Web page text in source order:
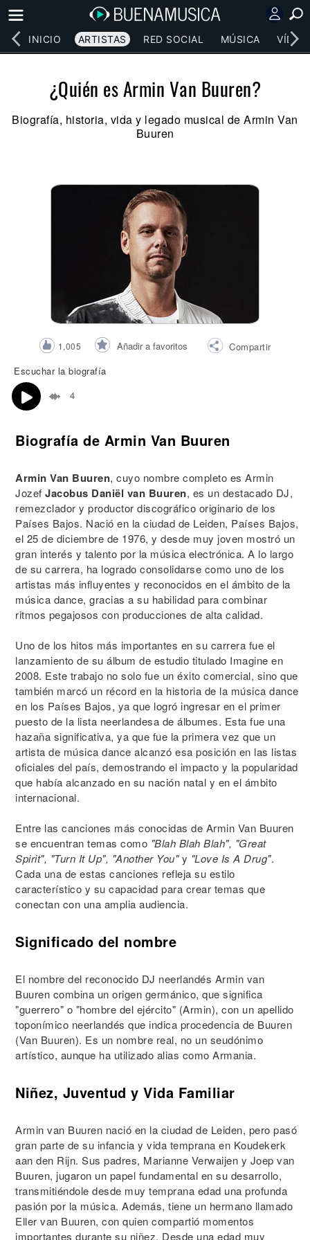
INICIO ARTISTAS RED SOCIAL MÚSICA
¿Quién es Armin Van Buuren?
Biografía, historia, vida y legado musical de Armin Van
Buuren
1,005 Añadir a favoritos
Compartir
Escuchar la biografía
4
Biografía de Armin Van Buuren
Armin Van Buuren, cuyo nombre completo es Armin
Jozef Jacobus Daniël van Buuren, es un destacado DJ,
remezclador y productor discográfico originario de los
Países Bajos. Nació en la ciudad de Leiden, Países Bajos,
el 25 de diciembre de 1976, y desde muy joven mostró un
gran interés y talento por la música electrónica. A lo largo
de su carrera, ha logrado consolidarse como uno de los
artistas más influyentes y reconocidos en el ámbito de la
música dance, gracias a su habilidad para combinar
ritmos pegajosos con producciones de alta calidad.
Uno de los hitos más importantes en su carrera fue el
lanzamiento de su álbum de estudio titulado Imagine en
2008. Este trabajo no solo fue un éxito comercial, sino que
también marcó un récord en la historia de la música dance
en los Países Bajos, ya que logró ingresar en el primer
puesto de la lista neerlandesa de álbumes. Esta fue una
hazaña significativa, ya que fue la primera vez que un
artista de música dance alcanzó esa posición en las listas
oficiales del país, demostrando el impacto y la popularidad
que había alcanzado en su nación natal y en el ámbito
internacional.
Entre las canciones más conocidas de Armin Van Buuren
se encuentran temas como "Blah Blah Blah", "Great
Spirit", "Turn It Up", "Another You"y "Love Is A Drug".
Cada una de estas canciones refleja su estilo
característico y su capacidad para crear temas que
conectan con una amplia audiencia.
Significado del nombre
El nombre del reconocido DJ neerlandés Armin van
Buuren combina un origen germánico, que significa
"guerrero" o "hombre del ejército" (Armin), con un apellido
toponímico neerlandés que indica procedencia de Buuren
(Van Buuren). Es un nombre real, no un seudónimo
artístico, aunque ha utilizado alias como Armania.
Niñez, Juventud y Vida Familiar
Armin van Buuren nació en la ciudad de Leiden, pero pasó
gran parte de su infancia y vida temprana en Koudekerk
aan den Rijn. Sus padres, Marianne Verwaijen y Joep van
Buuren, jugaron un papel fundamental en su desarrollo,
transmitiéndole desde muy temprana edad una profunda
pasión por la música. Además, tiene un hermano llamado
Eller van Buuren, con quien compartió momentos
importantes durante su niñez. Desde una edad muy